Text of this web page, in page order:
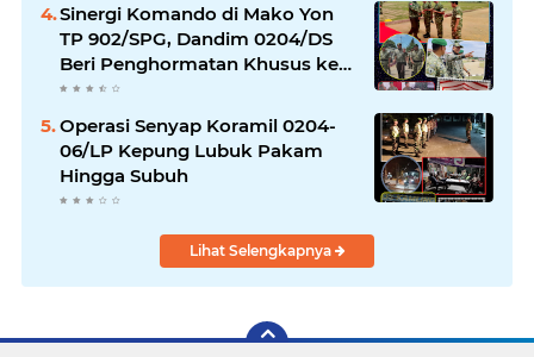
Sinergi Komando di Mako Yon
TP 902/SPG, Dandim 0204/DS
Beri Penghormatan Khusus ke
Menhan RI
Operasi Senyap Koramil 0204-
06/LP Kepung Lubuk Pakam
Hingga Subuh
Lihat Selengkapnya